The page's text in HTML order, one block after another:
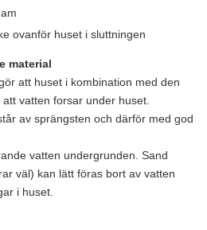
ovanför huset i sluttningen
material
att huset i kombination med den
vatten forsar under huset.
av sprängsten och därför med god
vatten undergrunden. Sand
väl) kan lätt föras bort av vatten
i huset.